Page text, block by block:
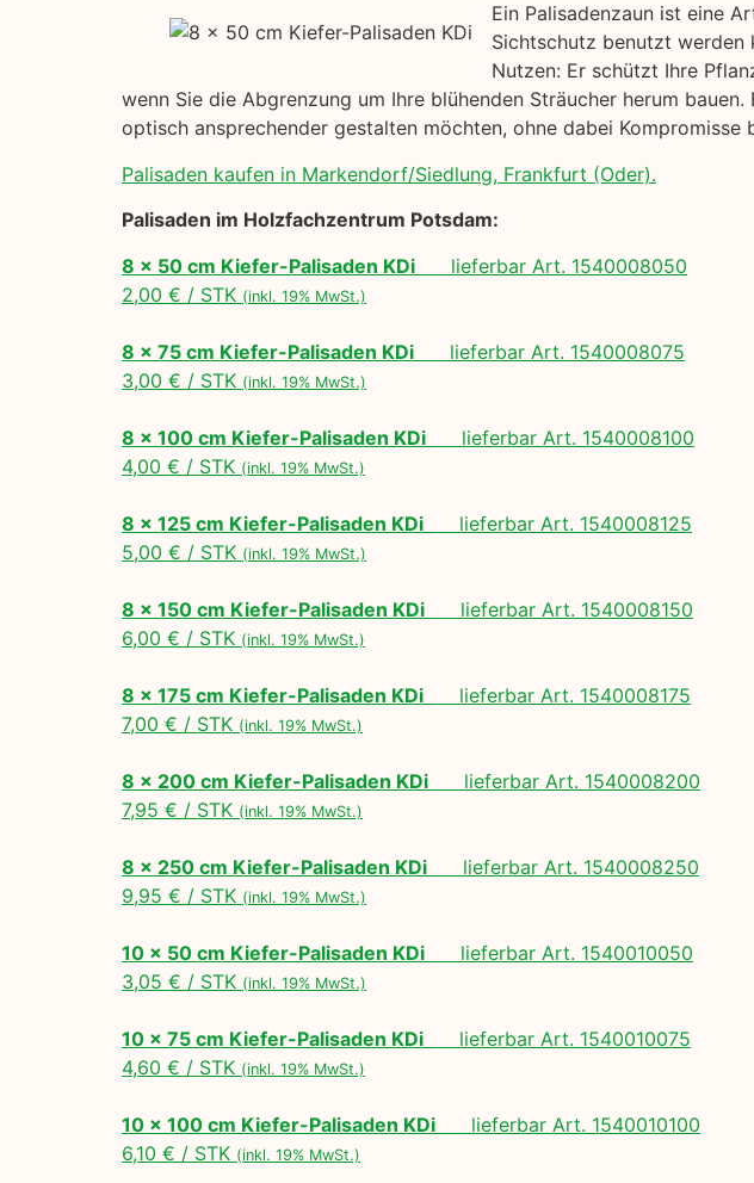
Ein Palisadenzaun ist eine
Sichtschutz benutzt werden
Nutzen: Er schützt Ihre
wenn Sie die Abgrenzung um Ihre blühenden Sträucher herum
optisch ansprechender gestalten möchten, ohne dabei Kompromisse
Palisaden kaufen in Markendorf/Siedlung, Frankfurt (Oder).
Palisaden im Holzfachzentrum Potsdam:
8 x 50 cm Kiefer-Palisaden KDi lieferbar Art. 1540008050
2,00 € / STK (inkl. 19% MwSt.)
8 x 75 cm Kiefer-Palisaden KDi lieferbar Art. 1540008075
3,00 € / STK (inkl. 19% MwSt.)
8 x 100 cm Kiefer-Palisaden KDi lieferbar Art. 1540008100
4,00 € / STK (inkl. 19% MwSt.)
8 x 125 cm Kiefer-Palisaden KDi lieferbar Art. 1540008125
5,00 € / STK (inkl. 19% MwSt.)
8 x 150 cm Kiefer-Palisaden KDi lieferbar Art. 1540008150
6,00 € / STK (inkl. 19% MwSt.)
8 x 175 cm Kiefer-Palisaden KDi lieferbar Art. 1540008175
7,00 € / STK (inkl. 19% MwSt.)
8 x 200 cm Kiefer-Palisaden KDi lieferbar Art. 1540008200
7,95 € / STK (inkl. 19% MwSt.)
8 x 250 cm Kiefer-Palisaden KDi lieferbar Art. 1540008250
9,95 € / STK (inkl. 19% MwSt.)
10 x 50 cm Kiefer-Palisaden KDi lieferbar Art. 1540010050
3,05 € / STK (inkl. 19% MwSt.)
10 x 75 cm Kiefer-Palisaden KDi lieferbar Art. 1540010075
4,60 € / STK (inkl. 19% MwSt.)
10 x 100 cm Kiefer-Palisaden KDi lieferbar Art. 1540010100
6,10 € / STK (inkl. 19% MwSt.)